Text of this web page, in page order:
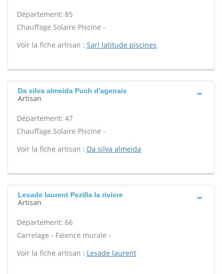
Département: 85
Chauffage Solaire Piscine -
Voir la fiche artisan : Sarl latitude piscines
Da silva almeida Puch d'agenais
Artisan
Département: 47
Chauffage Solaire Piscine -
Voir la fiche artisan : Da silva almeida
Lesade laurent Pezilla la riviere
Artisan
Département: 66
Carrelage - Faïence murale -
Voir la fiche artisan : Lesade laurent